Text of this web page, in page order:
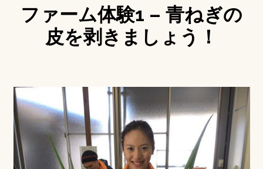
ファーム体験1 – 青ねぎの
皮を剥きましょう！